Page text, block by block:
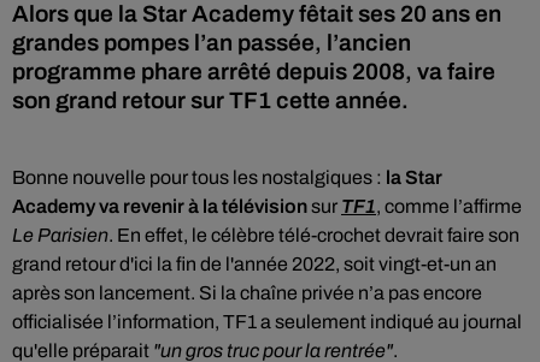
Alors que la Star Academy fêtait ses 20 ans en
grandes pompes l’an passée, l’ancien
programme phare arrêté depuis 2008, va faire
son grand retour sur TF1 cette année.
Bonne nouvelle pour tous les nostalgiques : la Star
Academy va revenir à la télévisionsur TF1, comme l’affirme
Le Parisien. En effet, le célèbre télé-crochet devrait faire son
grand retour d'ici la fin de l'année 2022, soit vingt-et-un an
après son lancement. Si la chaîne privée n’a pas encore
officialisée l’information, TF1 a seulement indiqué au journal
qu'elle préparait "un gros truc pour la rentrée".